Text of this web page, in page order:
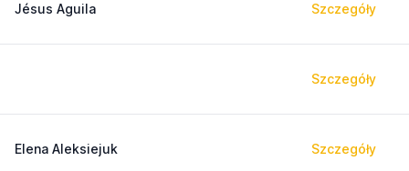
Jésus Aguila Szczegóły
Szczegóły
Elena Aleksiejuk Szczegóły